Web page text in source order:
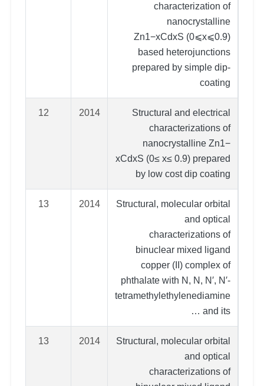
characterization of
nanocrystalline
Zn1−xCdxS (0⩽x⩽0.9)
based heterojunctions
prepared by simple dip-
coating
Structural and electrical
characterizations of
nanocrystalline Zn1−
xCdxS (0≤ x≤ 0.9) prepared
by low cost dip coating
2014
12
Structural, molecular orbital
and optical
characterizations of
binuclear mixed ligand
copper (II) complex of
phthalate with N, N, N′, N′-
tetramethylethylenediamine
and its …
2014
13
Structural, molecular orbital
and optical
characterizations of
2014
13